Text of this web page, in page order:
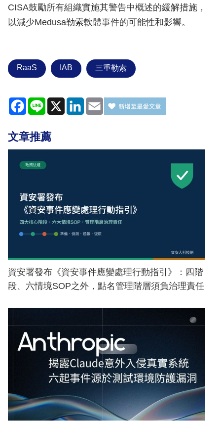
CISA鼓勵所有組織實施其警告中概述的緩解措施，
以減少Medusa勒索軟體事件的可能性和影響。
RaaS IAB 三重勒索
Facebook
Line X LinkedIn
Email
文章推薦
資安署發布《資安事件應變處理行動指引》：四階
段、六情境SOP之外，點名管理階層須負治理責任